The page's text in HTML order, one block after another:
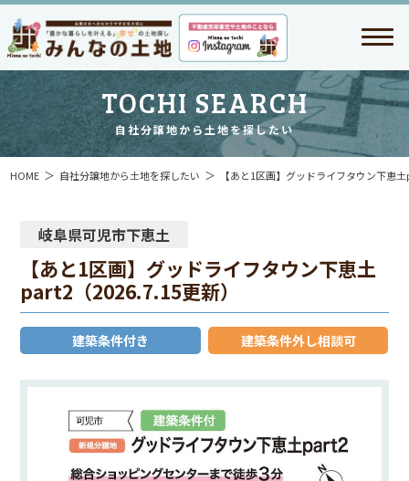
TOCHI SEARCH
自社分譲地から土地を探したい
HOME 自社分譲地から土地を探したい 【あと1区画】グッドライフタウン下恵
岐阜県可児市下恵土
【あと1区画】グッドライフタウン下恵土
part2（2026.7.15更新）
建築条件付き 建築条件外し相談可